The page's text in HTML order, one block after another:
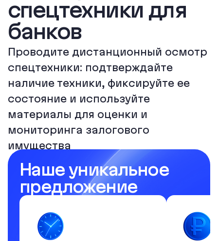
спецтехники для
банков
Проводите дистанционный осмотр
спецтехники: подтверждайте
наличие техники, фиксируйте ее
состояние и используйте
материалы для оценки и
мониторинга залогового
имущества
Наше уникальное
предложение